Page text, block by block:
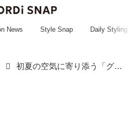
News Style Snap Daily Styling
初夏の空気に寄り添う「グリーン」を、軽やかにまとって【ストリートスナップ】